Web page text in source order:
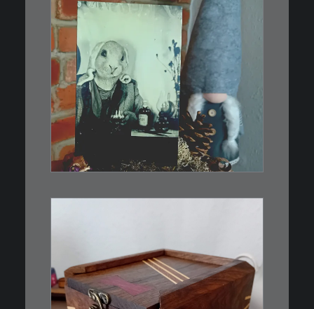
€3,00
Limitierte Auflage. Original:
Abzug von…
€39,00